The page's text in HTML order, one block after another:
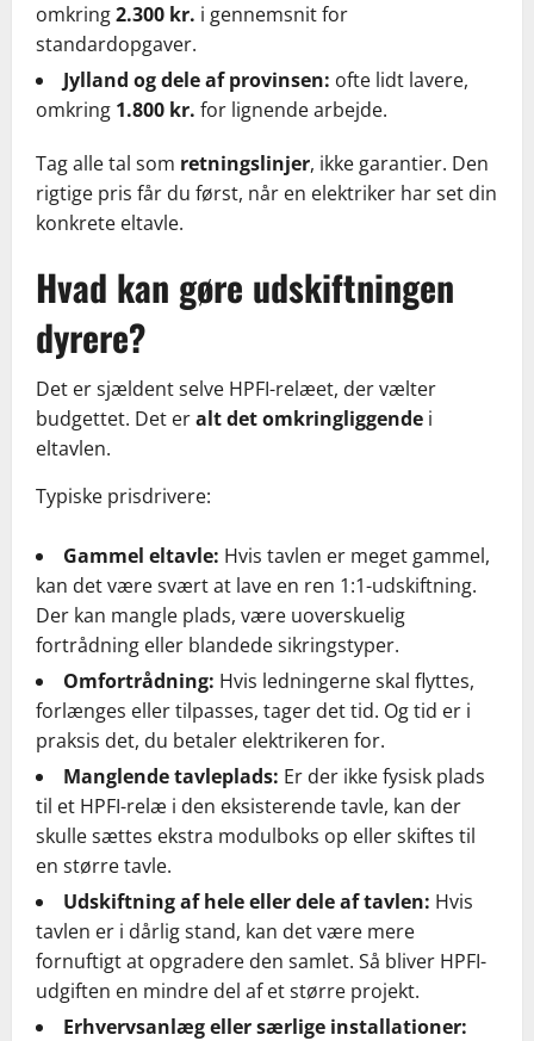
omkring2.300 kr. i gennemsnit for
standardopgaver.
Jylland og dele af provinsen: ofte lidt lavere,
omkring 1.800 kr. for lignende arbejde.
Tag alle tal som retningslinjer, ikke garantier. Den
rigtige pris får du først, når en elektriker har set din
konkrete eltavle.
Hvad kan gøre udskiftningen
dyrere?
Det er sjældent selve HPFI-relæet, der vælter
budgettet. Det eralt det omkringliggende i
eltavlen.
Typiske prisdrivere:
Gammel eltavle: Hvis tavlen er meget gammel,
kan det være svært at lave en ren 1:1-udskiftning.
Der kan mangle plads, være uoverskuelig
fortrådning eller blandede sikringstyper.
Omfortrådning: Hvis ledningerne skal flyttes,
forlænges eller tilpasses, tager det tid. Og tid er i
praksis det, du betaler elektrikeren for.
Manglende tavleplads: Er der ikke fysisk plads
til et HPFI-relæ i den eksisterende tavle, kan der
skulle sættes ekstra modulboks op eller skiftes til
en større tavle.
Udskiftning af hele eller dele af tavlen: Hvis
tavlen er i dårlig stand, kan det være mere
fornuftigt at opgradere den samlet. Så bliver HPFI-
udgiften en mindre del af et større projekt.
Erhvervsanlæg eller særlige installationer: